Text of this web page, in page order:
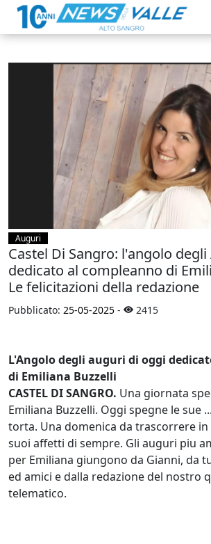
Auguri
Castel Di Sangro: l'angolo
dedicato al compleanno di
Le felicitazioni della redazione
Pubblicato: 25-05-2025 - 2415
L'Angolo degli auguri di oggi
di Emiliana Buzzelli
CASTEL DI SANGRO. Una giornata
Emiliana Buzzelli. Oggi spegne le sue
torta. Una domenica da trascorrere in
suoi affetti di sempre. Gli auguri piu
per Emiliana giungono da Gianni, da
ed amici e dalla redazione del nostro
telematico.